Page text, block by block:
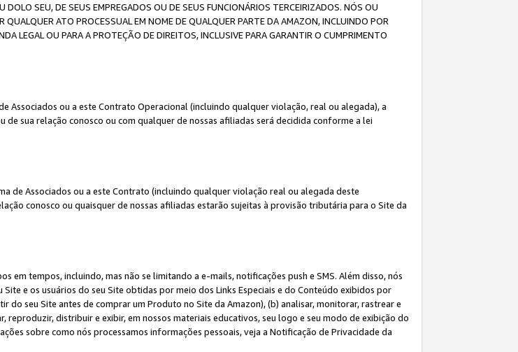
SEU, DE SEUS EMPREGADOS OU DE SEUS FUNCIONÁRIOS TERCEIRIZADOS. NÓS OU
ATO PROCESSUAL EM NOME DE QUALQUER PARTE DA AMAZON, INCLUINDO POR
LEGAL OU PARA A PROTEÇÃO DE DIREITOS, INCLUSIVE PARA GARANTIR O CUMPRIMENTO
ou a este Contrato Operacional (incluindo qualquer violação, real ou alegada), a
sua relação conosco ou com qualquer de nossas afiliadas será decidida conforme a lei
de Associados ou a este Contrato (incluindo qualquer violação real ou alegada deste
conosco ou quaisquer de nossas afiliadas estarão sujeitas à provisão tributária para o Site da
em tempos, incluindo, mas não se limitando a e-mails, notificações push e SMS. Além disso, nós
e os usuários do seu Site obtidas por meio dos Links Especiais e do Conteúdo exibidos por
do seu Site antes de comprar um Produto no Site da Amazon), (b) analisar, monitorar, rastrear e
distribuir e exibir, em nossos materiais educativos, seu logo e seu modo de exibição do
sobre como nós processamos informações pessoais, veja a Notificação de Privacidade da